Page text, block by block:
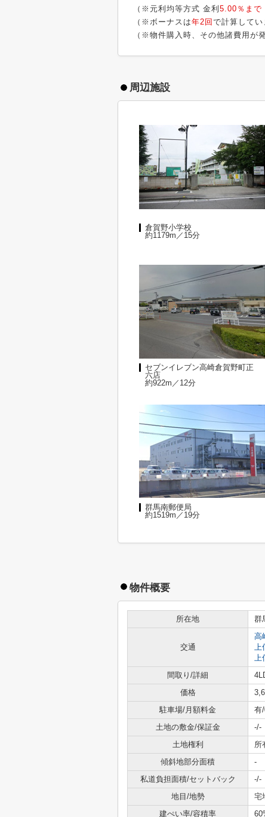
（※元利均等方式 金利 5.00％まで
（※ボーナスは年2回 で計算してい
（※物件購入時、その他諸費用が
周辺施設
倉賀野小学校
約1179m／15分
セブンイレブン高崎倉賀野町正
六店
約922m／12分
群馬南郵便局
約1519m／19分
物件概要
所在地 群
交通
高
上
上
間取り/詳細
価格
駐車場/月額料金
有
土地の敷金/保証金
-/-
土地権利
所
傾斜地部分面積
-
私道負担面積/セットバック
-/-
地目/地勢
宅
建ぺい率/容積率